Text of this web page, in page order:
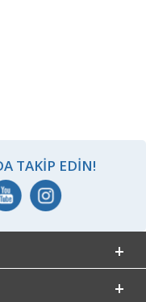
TAKIP EDIN!